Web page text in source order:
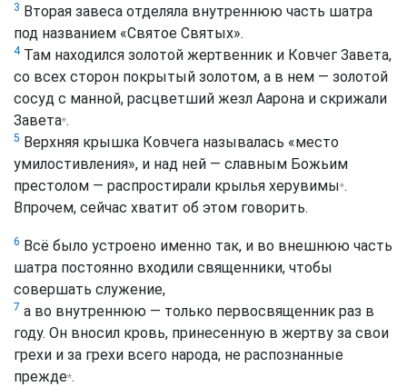
3 Вторая завеса отделяла внутреннюю часть шатра
под названием «Святое Святых».
4Там находился золотой жертвенник и Ковчег Завета,
со всех сторон покрытый золотом, а в нем — золотой
сосуд с манной, расцветший жезл Аарона и скрижали
Завета*.
5 Верхняя крышка Ковчега называлась «место
умилостивления», и над ней — славным Божьим
престолом — распростирали крылья херувимы*.
Впрочем, сейчас хватит об этом говорить.
6 Всё было устроено именно так, и во внешнюю часть
шатра постоянно входили священники, чтобы
совершать служение,
7 а во внутреннюю — только первосвященник раз в
году. Он вносил кровь, принесенную в жертву за свои
грехи и за грехи всего народа, не распознанные
прежде*.